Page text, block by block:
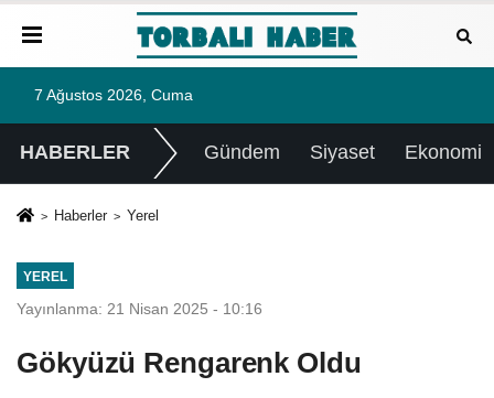
7 Ağustos 2026, Cuma
HABERLER Gündem Siyaset Ekonomi
Haberler Yerel
YEREL
Yayınlanma: 21 Nisan 2025 - 10:16
Gökyüzü Rengarenk Oldu